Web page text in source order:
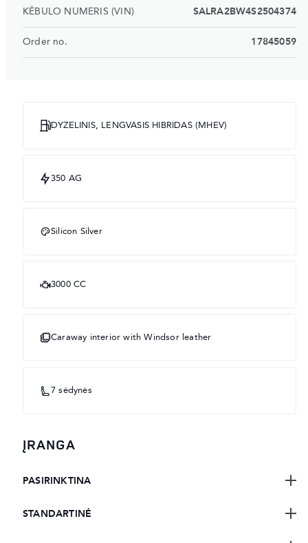
KĖBULO NUMERIS (VIN) SALRA2BW4S2504374
Order no. 17845059
DYZELINIS, LENGVASIS HIBRIDAS (MHEV)
350 AG
Silicon Silver
3000 CC
Caraway interior with Windsor leather
7 sėdynės
ĮRANGA
PASIRINKTINA
STANDARTINĖ